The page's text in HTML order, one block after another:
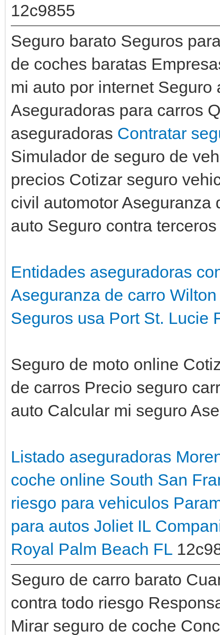
12c9855
Seguro barato Seguros
de coches baratas
mi auto por internet Seguro
Aseguradoras para carros
aseguradoras Contratar
Simulador de seguro de
precios Cotizar seguro
civil automotor Aseguranza
auto Seguro contra terceros
Entidades aseguradoras
Aseguranza de carro
Seguros usa Port St. Lucie
Seguro de moto online
de carros Precio seguro
auto Calcular mi seguro
Listado aseguradoras
coche online South San
riesgo para vehiculos
para autos Joliet IL
Royal Palm Beach FL
Seguro de carro barato
contra todo riesgo
Mirar seguro de coche